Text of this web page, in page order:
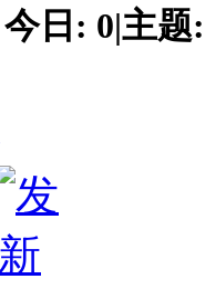
今日: 0|主题: